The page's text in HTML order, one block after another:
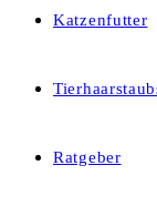
Katzenfutter
Ratgeber